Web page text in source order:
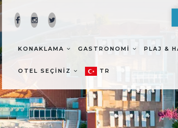
KONAKLAMA GASTRONOMI PLAJ &
OTEL SEÇINIZ TR